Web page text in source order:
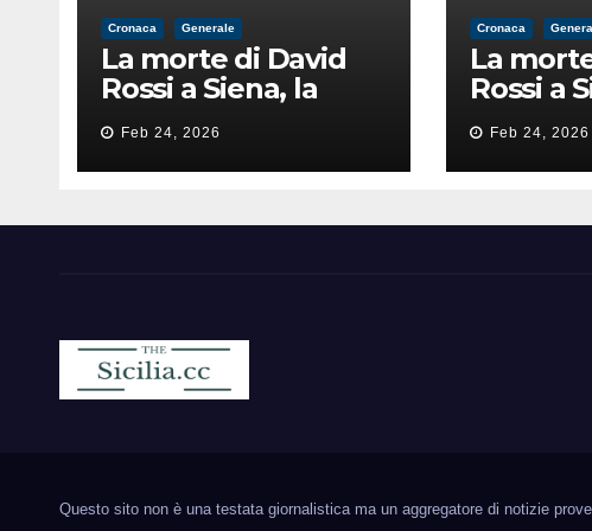
Cronaca Generale
La morte di David
Rossi a Siena, la
perizia lancia la
pista di
un’intimidazione
Feb 24, 2026
Cronaca
La
Rossi a
perizia
pista di
Feb 24, 2026
Questo sito non è una testata giornalistica ma un aggregatore di notizie